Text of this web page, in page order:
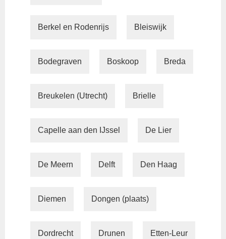
Berkel en Rodenrijs Bleiswijk
Bodegraven Boskoop Breda
Breukelen (Utrecht) Brielle
Capelle aan den IJssel De Lier
De Meern Delft Den Haag
Diemen Dongen (plaats)
Dordrecht Drunen Etten-Leur